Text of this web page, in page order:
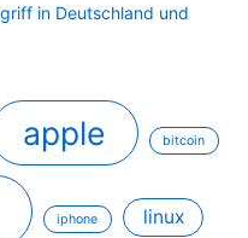
in Deutschland und
apple bitcoin
iphone linux